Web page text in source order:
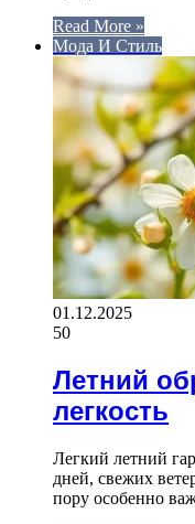
Read More »
Мода И Стиль
01.12.2025
50
Летний
легкость
Легкий летний
дней, свежих
пору особенно